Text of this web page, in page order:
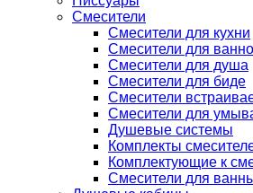
Смесители
Смесители для кухни
Смесители для
Смесители для душа
Смесители для биде
Смесители
Смесители для
Душевые системы
Комплекты
Комплектующие к
Смесители для